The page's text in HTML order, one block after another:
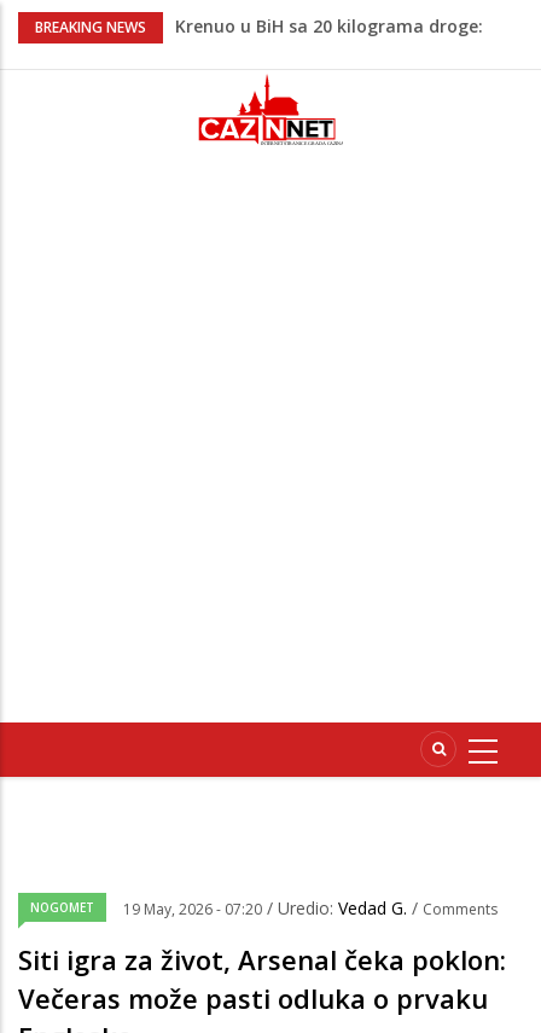
BREAKING NEWS
Krenuo u BiH sa 20 kilograma droge:
Juventus igra protiv Intera, Spaleti
razočarao navijače iz BiH
Užas: Uhapšen Italijan (45) kako
NOGOMET 19 May, 2026 - 07:20 / Uredio: Vedad G. / Comments
Siti igra za život, Arsenal čeka poklon:
Večeras može pasti odluka o prvaku